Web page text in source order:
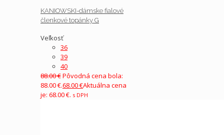
KANIOWSKI-dámske fialové
členkové topánky G
Veľkosť
36
39
40
88.00€Pôvodná cena bola:
88.00 €.68.00€Aktuálna cena
je: 68.00 €. s DPH